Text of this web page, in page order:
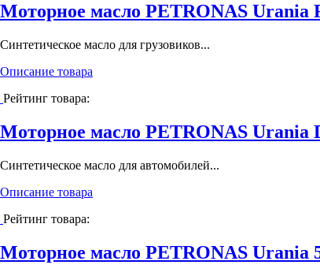
Моторное масло PETRONAS Urania
Cинтетическое масло для грузовиков...
Описание товара
Рейтинг товара:
Моторное масло PETRONAS Urania
Синтетическое масло для автомобилей...
Описание товара
Рейтинг товара:
Моторное масло PETRONAS Urania